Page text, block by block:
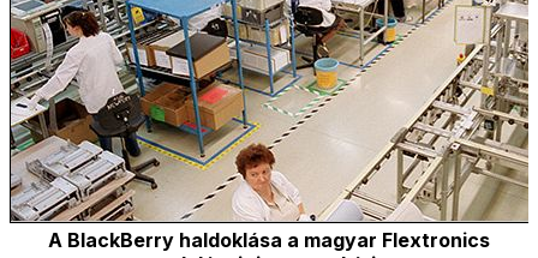
A BlackBerry haldoklása a magyar Flextronics